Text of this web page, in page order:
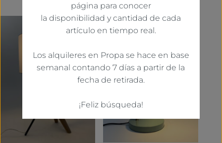
página para conocer
la disponibilidad y cantidad de cada
artículo en tiempo real.
Los alquileres en Propa se hace en base
semanal contando 7 días a partir de la
fecha de retirada.
¡Feliz búsqueda!